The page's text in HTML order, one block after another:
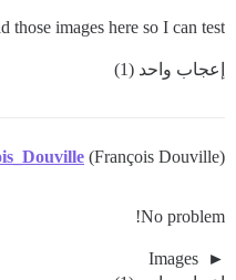
those images here so I can test?
إعجاب واحد (1)
(François Douville)
No problem!